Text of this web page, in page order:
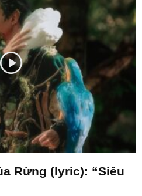
Rừng (lyric): “Siêu